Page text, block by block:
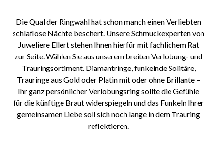
Die Qual der Ringwahl hat schon manch einen Verliebten
schlaflose Nächte beschert. Unsere Schmuckexperten von
Juweliere Ellert stehen Ihnen hierfür mit fachlichem Rat
zur Seite. Wählen Sie aus unserem breiten Verlobung- und
Trauringsortiment. Diamantringe, funkelnde Solitäre,
Trauringe aus Gold oder Platin mit oder ohne Brillante –
Ihr ganz persönlicher Verlobungsring sollte die Gefühle
für die künftige Braut widerspiegeln und das Funkeln Ihrer
gemeinsamen Liebe soll sich noch lange in dem Trauring
reflektieren.